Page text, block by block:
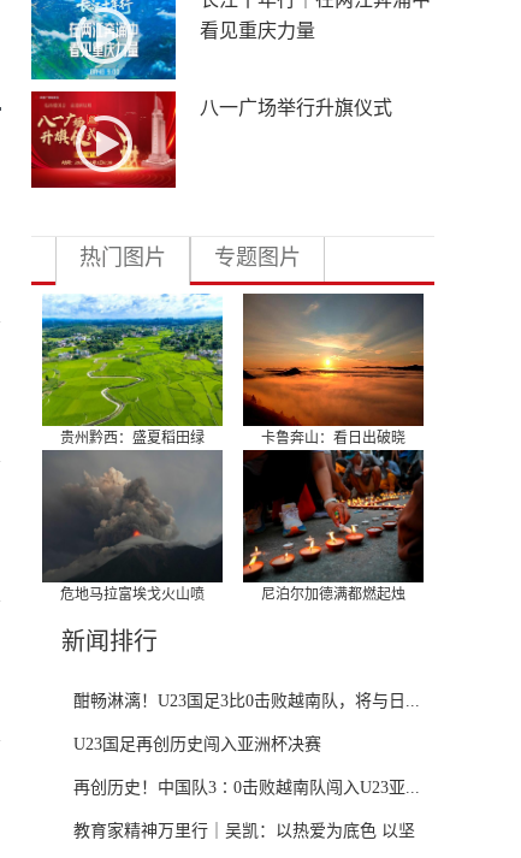
看见重庆力量
八一广场举行升旗仪式
热门图片 专题图片
贵州黔西：盛夏稻田绿 卡鲁奔山：看日出破晓
危地马拉富埃戈火山喷 尼泊尔加德满都燃起烛
新闻排行
酣畅淋漓！U23国足3比0击败越南队，将与日...
U23国足再创历史闯入亚洲杯决赛
再创历史！中国队3∶0击败越南队闯入U23亚...
教育家精神万里行｜吴凯：以热爱为底色 以坚